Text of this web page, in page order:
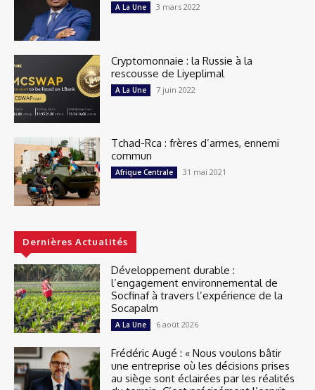
A La Une 3 mars 2022
Cryptomonnaie : la Russie à la
rescousse de Liyeplimal
A La Une 7 juin 2022
Tchad-Rca : frères d’armes, ennemi
commun
Afrique Centrale 31 mai 2021
Dernières Actualités
Développement durable :
l’engagement environnemental de
Socfinaf à travers l’expérience de la
Socapalm
A La Une 6 août 2026
Frédéric Augé : « Nous voulons bâtir
une entreprise où les décisions prises
au siège sont éclairées par les réalités